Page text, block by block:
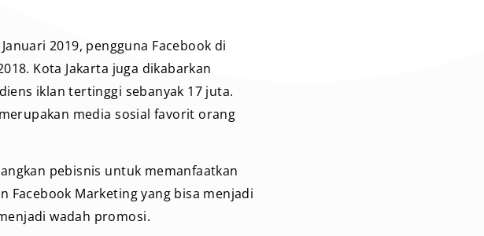
2019, pengguna Facebook di
Kota Jakarta juga dikabarkan
iklan tertinggi sebanyak 17 juta.
media sosial favorit orang
pebisnis untuk memanfaatkan
Facebook Marketing yang bisa menjadi
wadah promosi.